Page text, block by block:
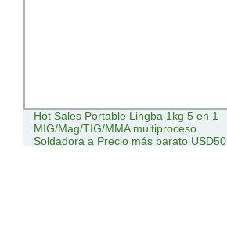
Hot Sales Portable Lingba 1kg 5 en 1
MIG/Mag/TIG/MMA multiproceso
Soldadora a Precio más barato USD50